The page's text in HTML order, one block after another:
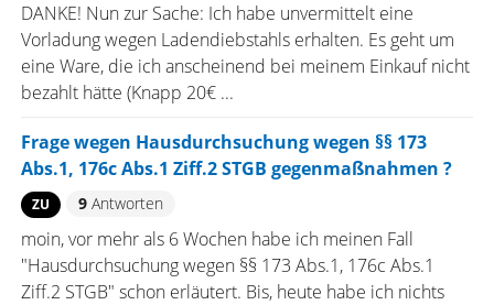
DANKE! Nun zur Sache: Ich habe unvermittelt eine
Vorladung wegen Ladendiebstahls erhalten. Es geht um
eine Ware, die ich anscheinend bei meinem Einkauf nicht
bezahlt hätte (Knapp 20€ ...
Frage wegen Hausdurchsuchung wegen §§ 173
Abs.1, 176c Abs.1 Ziff.2 STGB gegenmaßnahmen ?
ZU 9Antworten
moin, vor mehr als 6 Wochen habe ich meinen Fall
"Hausdurchsuchung wegen §§ 173 Abs.1, 176c Abs.1
Ziff.2 STGB" schon erläutert. Bis, heute habe ich nichts